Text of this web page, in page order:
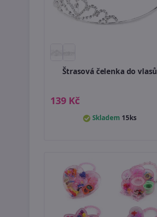
Štrasová čelenka do vlasů
139 Kč
Skladem 15ks